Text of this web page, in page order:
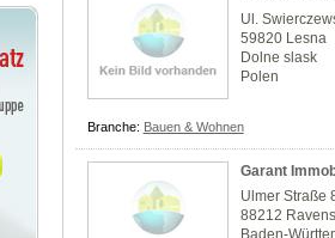
Ul.
59820 Lesna
Dolne slask
Polen
Branche: Bauen & Wohnen
Garant
Ulmer Straße
88212